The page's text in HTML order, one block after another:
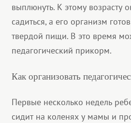
выплюнуть. К этому возрасту
садиться, а его организм
твердой пищи. В это время
педагогический прикорм.
Как организовать
Первые несколько недель
сидит на коленях у мамы и